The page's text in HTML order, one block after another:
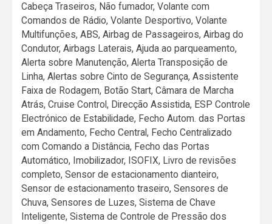
Cabeça Traseiros, Não fumador, Volante com
Comandos de Rádio, Volante Desportivo, Volante
Multifunções, ABS, Airbag de Passageiros, Airbag do
Condutor, Airbags Laterais, Ajuda ao parqueamento,
Alerta sobre Manutenção, Alerta Transposição de
Linha, Alertas sobre Cinto de Segurança, Assistente
Faixa de Rodagem, Botão Start, Câmara de Marcha
Atrás, Cruise Control, Direcção Assistida, ESP Controle
Electrónico de Estabilidade, Fecho Autom. das Portas
em Andamento, Fecho Central, Fecho Centralizado
com Comando a Distância, Fecho das Portas
Automático, Imobilizador, ISOFIX, Livro de revisões
completo, Sensor de estacionamento dianteiro,
Sensor de estacionamento traseiro, Sensores de
Chuva, Sensores de Luzes, Sistema de Chave
Inteligente, Sistema de Controle de Pressão dos